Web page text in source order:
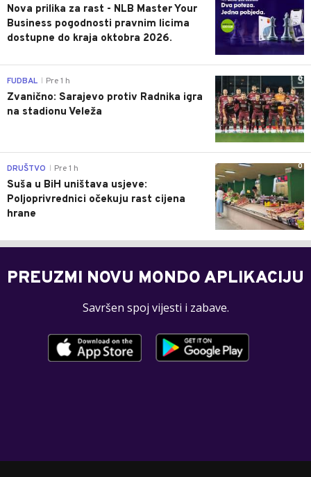
Nova prilika za rast - NLB Master Your
Business pogodnosti pravnim licima
dostupne do kraja oktobra 2026.
0
FUDBAL Pre 1 h
Zvanično: Sarajevo protiv Radnika igra
na stadionu Veleža
0
DRUŠTVO Pre 1 h
Suša u BiH uništava usjeve:
Poljoprivrednici očekuju rast cijena
hrane
PREUZMI NOVU MONDO APLIKACIJU
Savršen spoj vijesti i zabave.